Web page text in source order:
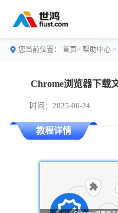
您当前位置： 首页> 帮助中心 >
Chrome浏览器下载
时间：2025-06-24
教程详情